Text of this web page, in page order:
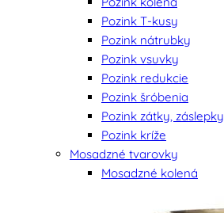
Pozink T-kusy
Pozink nátrubky
Pozink vsuvky
Pozink redukcie
Pozink šróbenia
Pozink zátky, záslepky
Pozink kríže
Mosadzné tvarovky
Mosadzné kolená